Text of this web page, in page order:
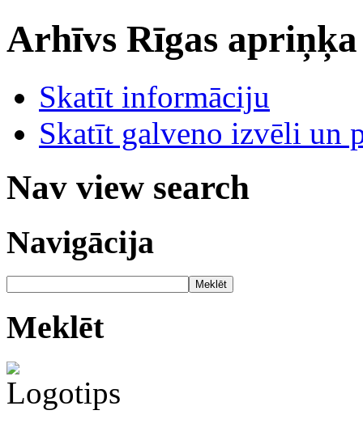
Arhīvs Rīgas
Skatīt informāciju
Skatīt galveno izvēli un
Nav view search
Navigācija
Meklēt
Meklēt